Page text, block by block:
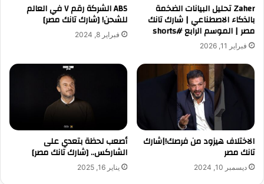
Zaher تحليل البيانات الضخمة
بالذكاء الاصطناعي | شارك تانك
مصر | الموسم الرابع #shorts
فبراير 11, 2026
ABS الشركة رقم ٧ في العالم
للشحن! [شارك تانك مصر]
فبراير 8, 2024
الاختلاف هيزود من فرصك!|شارك
تانك مصر
ديسمبر 10, 2024
أصعب لحظة بتعدي على
الشاركس.. [شارك تانك مصر]
يناير 16, 2025